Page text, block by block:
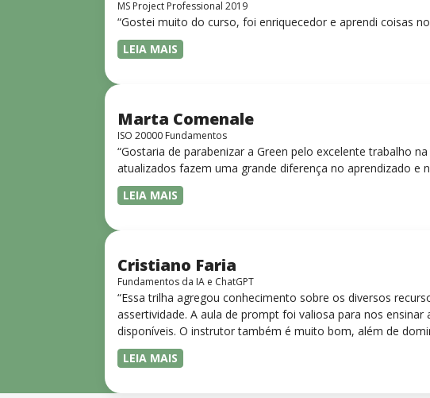
MS Project Professional 2019
“Gostei muito do curso, foi enriquecedor e aprendi coisas
LEIA MAIS
Marta Comenale
ISO 20000 Fundamentos
“Gostaria de parabenizar a Green pelo excelente trabalho
atualizados fazem uma grande diferença no aprendizado e
LEIA MAIS
Cristiano Faria
Fundamentos da IA e ChatGPT
“Essa trilha agregou conhecimento sobre os diversos
assertividade. A aula de prompt foi valiosa para nos
disponíveis. O instrutor também é muito bom, além de
LEIA MAIS